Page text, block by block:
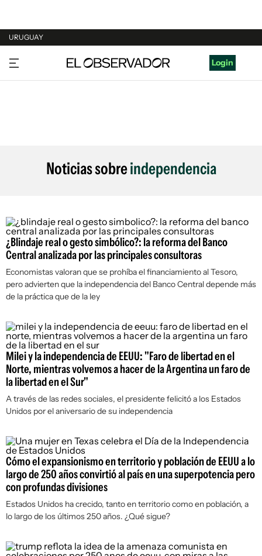
URUGUAY
URUGUAY
ARGENTINA
Login
Noticias sobreindependencia
¿Blindaje real o gesto simbólico?: la reforma del Banco
Central analizada por las principales consultoras
Economistas valoran que se prohíba el financiamiento al Tesoro,
pero advierten que la independencia del Banco Central depende más
de la práctica que de la ley
Milei y la independencia de EEUU: "Faro de libertad en el
Norte, mientras volvemos a hacer de la Argentina un faro de
la libertad en el Sur"
A través de las redes sociales, el presidente felicitó a los Estados
Unidos por el aniversario de su independencia
Cómo el expansionismo en territorio y población de EEUU a lo
largo de 250 años convirtió al país en una superpotencia pero
con profundas divisiones
Estados Unidos ha crecido, tanto en territorio como en población, a
lo largo de los últimos 250 años. ¿Qué sigue?